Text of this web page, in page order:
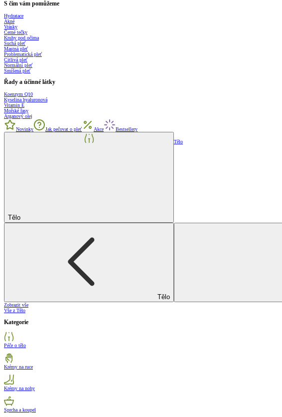
S čím vám pomůžeme
Hydratace
Akné
Vrásky
Černé tečky
Kruhy pod očima
Suchá pleť
Mastná pleť
Problematická pleť
Citlivá pleť
Normální pleť
Smíšená pleť
Řady a účinné látky
Koenzym Q10
Kyselina hyaluronová
Vitamin E
Mořské řasy
Arganový olej
Novinky Jak pečovat o pleť Akce Bestsellery
Tělo
Tělo
Tělo
Zobrazit vše
Vše z Tělo
Kategorie
Péče o tělo
Krémy na ruce
Krémy na nohy
Sprcha a koupel